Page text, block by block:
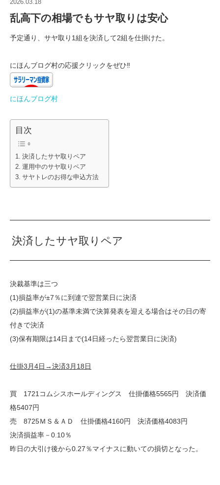
2026.03.18
乱高下の相場でもサヤ取りは安心
予定通り、サヤ取り1組を決済して2組を仕掛けた。
にほんブログ村の応援クリックをぜひ‼
にほんブログ村
目次
決済したサヤ取りペア
運用中のサヤ取りペア
サヤトレのお得な申込方法
決済したサヤ取りペア
決裁基準は三つ
(1)損益率が±7％に到達で翌営業日に決済
(2)損益率が(1)の基準未満で決算発表を迎える場合はその日の寄
付きで決済
(3)保有期限は14日まで(14日経ったら翌営業日に決済)
仕掛3月4日→決済3月18日
買 1721コムシスホールディングス 仕掛価格5565円 決済価
格5407円
売 8725ＭＳ＆ＡＤ 仕掛価格4160円 決済価格4083円
決済損益率－0.10％
昨日の大引け後から0.27％マイナスに動いての損切となった。